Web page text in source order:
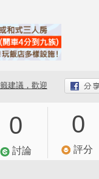
建議，歡迎
0
討論
0
評分